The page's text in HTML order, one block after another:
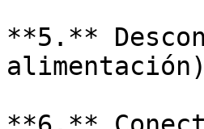
**5.**